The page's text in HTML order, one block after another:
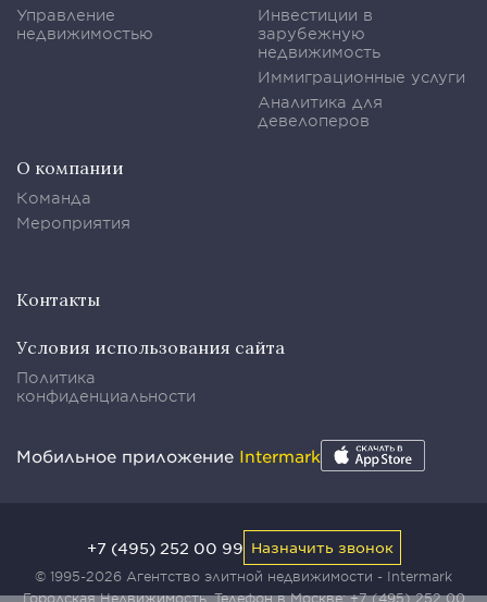
Управление
недвижимостью
Инвестиции в
зарубежную
недвижимость
Иммиграционные услуги
Аналитика для
девелоперов
О компании
Команда
Мероприятия
Контакты
Условия использования сайта
Политика
конфиденциальности
Мобильное приложение Intermark
© 1995-2026 Агентство элитной недвижимости - Intermark
Городская Недвижимость. Телефон в Москве:+7 (495) 252 00
+7 (495) 252 00 99 Назначить звонок